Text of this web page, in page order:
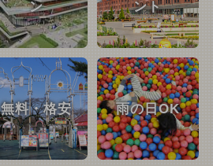
ン
ント
無料・格安 雨の日OK